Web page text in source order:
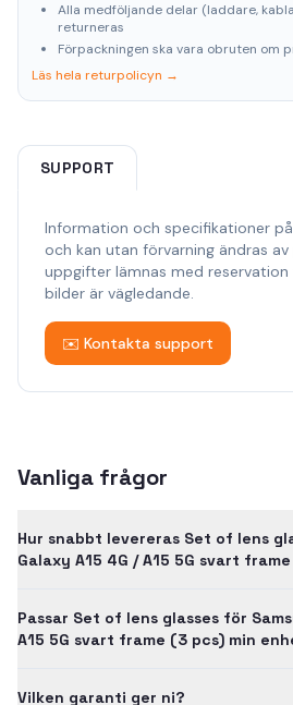
Alla medföljande delar (laddare,
returneras
Förpackningen ska vara obruten om
Läs hela returpolicyn →
SUPPORT
Information och specifikationer
och kan utan förvarning ändras
uppgifter lämnas med
bilder är vägledande.
✉️ Kontakta support
Vanliga frågor
Hur snabbt levereras Set of lens
Galaxy A15 4G / A15 5G svart
Passar Set of lens glasses för
A15 5G svart frame (3 pcs) min
Vilken garanti ger ni?